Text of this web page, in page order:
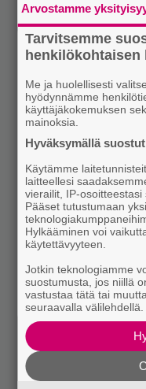
Arvostamme
Tarvitsemme
henkilökohtaisen
Me ja huolellisesti
hyödynnämme
käyttäjäkokemuksen
mainoksia.
Hyväksymällä
Käytämme
laitteellesi
vierailit, IP-osoitteestasi
Pääset tutustumaan
Hylkääminen voi
käytettävyyteen.
Jotkin teknologiamme
suostumusta, jos niillä
vastustaa tätä tai
seuraavalla välilehdellä.